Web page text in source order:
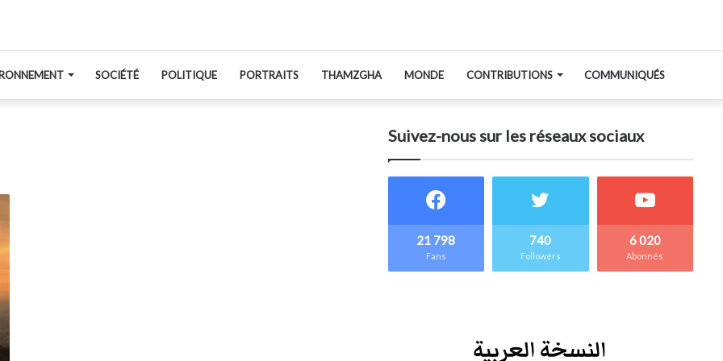
SOCIÉTÉ POLITIQUE PORTRAITS THAMZGHA MONDE CONTRIBUTIONS COMMUNIQUÉS
Suivez-nous sur les réseaux sociaux
21 798
Fans
740
Followers
6 020
Abonnés